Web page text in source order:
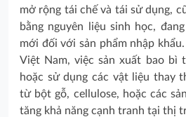
mở rộng tái chế và tái sử dụng,
bằng nguyên liệu sinh học,
mới đối với sản phẩm nhập
Việt Nam, việc sản xuất bao bì
hoặc sử dụng các vật liệu thay
từ bột gỗ, cellulose, hoặc các
tăng khả năng cạnh tranh tại thị